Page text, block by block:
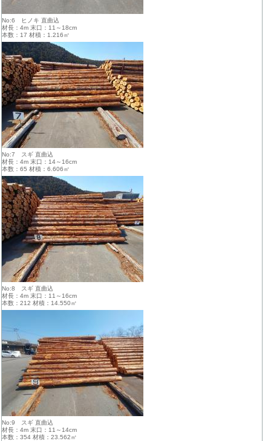
No:6 ヒノキ 直曲込
材長：4m 末口：11～18cm
本数：17 材積：1.216㎥
No:7 スギ 直曲込
材長：4m 末口：14～16cm
本数：65 材積：6.606㎥
No:8 スギ 直曲込
材長：4m 末口：11～16cm
本数：212 材積：14.550㎥
No:9 スギ 直曲込
材長：4m 末口：11～14cm
本数：354 材積：23.562㎥